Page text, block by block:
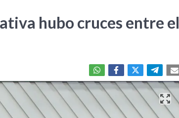
hubo cruces entre el